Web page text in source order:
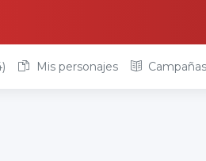
Mis personajes Campañas